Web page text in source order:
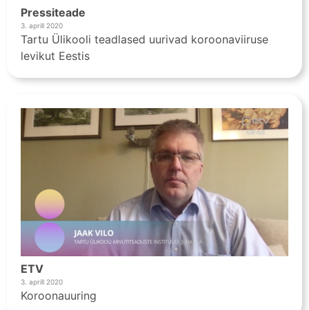
Pressiteade
3. aprill 2020
Tartu Ülikooli teadlased uurivad koroonaviiruse
levikut Eestis
ETV
3. aprill 2020
Koroonauuring